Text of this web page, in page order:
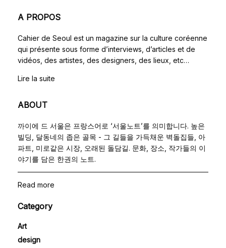
A PROPOS
Cahier de Seoul est un magazine sur la culture coréenne
qui présente sous forme d’interviews, d’articles et de
vidéos, des artistes, des designers, des lieux, etc…
Lire la suite
ABOUT
까이에 드 서울은 프랑스어로 ‘서울노트’를 의미합니다. 높은
빌딩, 달동네의 좁은 골목 - 그 길들을 가득채운 벽돌집들, 아
파트, 미로같은 시장, 오래된 돌담길. 문화, 장소, 작가들의 이
야기를 담은 한권의 노트.
Read more
Category
Art
design